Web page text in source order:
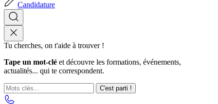
Candidature
Tu cherches, on t'aide à trouver !
Tape un mot-clé et découvre les formations, événements,
actualités... qui te correspondent.
C'est parti !